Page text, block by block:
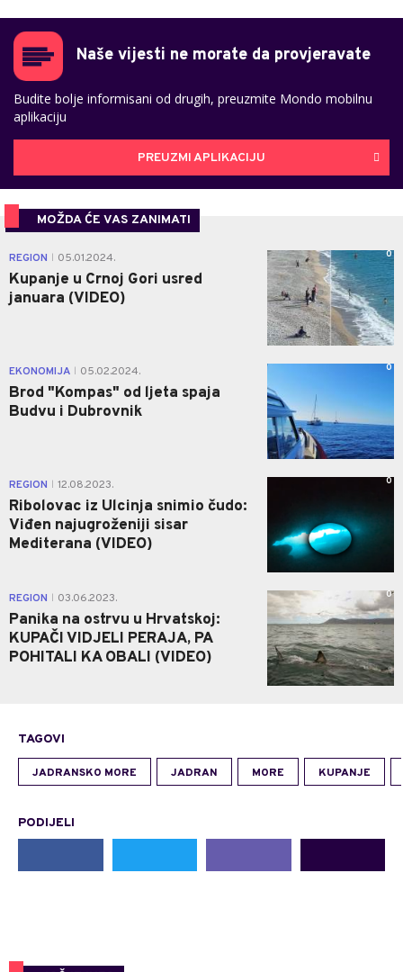
Naše vijesti ne morate da provjeravate
Budite bolje informisani od drugih, preuzmite Mondo mobilnu
aplikaciju
PREUZMI APLIKACIJU
MOŽDA ĆE VAS ZANIMATI
REGION 05.01.2024.
Kupanje u Crnoj Gori usred
januara (VIDEO)
0
EKONOMIJA 05.02.2024.
Brod "Kompas" od ljeta spaja
Budvu i Dubrovnik
0
REGION 12.08.2023.
Ribolovac iz Ulcinja snimio čudo:
Viđen najugroženiji sisar
Mediterana (VIDEO)
0
REGION 03.06.2023.
Panika na ostrvu u Hrvatskoj:
KUPAČI VIDJELI PERAJA, PA
POHITALI KA OBALI (VIDEO)
0
TAGOVI
JADRANSKO MORE JADRAN MORE KUPANJE
PODIJELI